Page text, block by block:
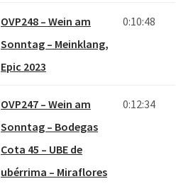
OVP248 – Wein am
Sonntag – Meinklang,
Epic 2023
0:10:48
OVP247 – Wein am
Sonntag – Bodegas
Cota 45 – UBE de
ubérrima – Miraflores
0:12:34